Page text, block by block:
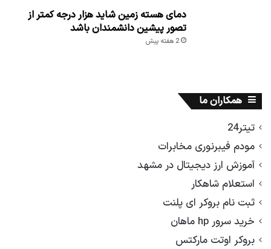
دمای هسته زمین شاید هزار درجه کمتر از
تصور پیشین دانشمندان باشد
2 هفته پیش
همکاران ما
تیتر24
مودم فیبرنوری مخابرات
آموزش ارز دیجیتال در مشهد
استعلام شاهکار
ثبت نام بروکر ای پلنت
خرید سرور hp ماهان
بروکر اوتت مارکتس